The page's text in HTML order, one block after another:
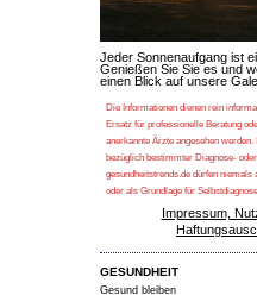
Jeder Sonnenaufgang ist
Genießen Sie Sie es und
einen Blick auf unsere
Die Informationen dienen rein
Ersatz für professionelle Beratung
anerkannte Ärzte angesehen
bezüglich bestimmter Diagnose-
gesundheitstrends.de dürfen niemals
oder als Grundlage für
Impressum,
GESUNDHEIT
Gesund bleiben